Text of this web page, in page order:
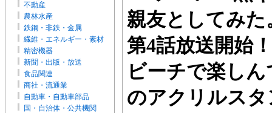
不動産
農林水産
鉄鋼・非鉄・金属
繊維・エネルギー・素材
精密機器
新聞・出版・放送
食品関連
商社・流通業
自動車・自動車部品
国・自治体・公共機関
親友としてみた
第4話放送開始
ビーチで楽し
のアクリルス